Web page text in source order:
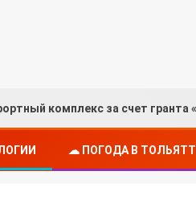
комплекс за счет гранта
☁ ПОГОДА В